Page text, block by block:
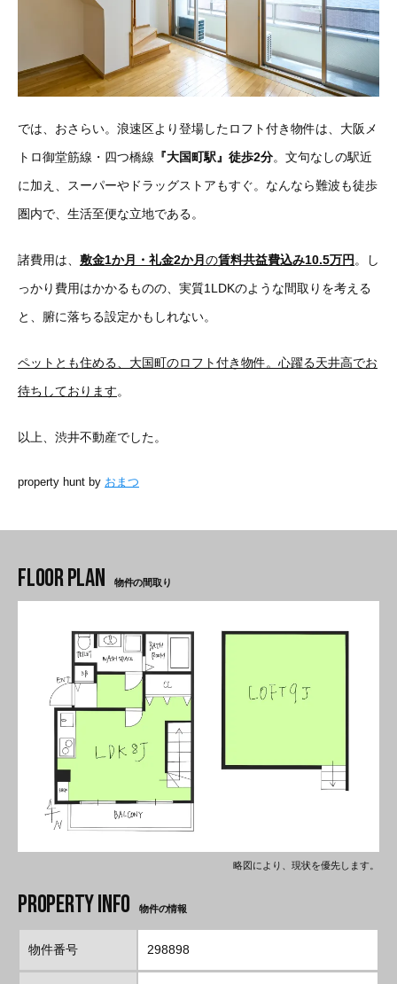
では、おさらい。浪速区より登場したロフト付き物件は、大阪メ
トロ御堂筋線・四つ橋線 『大国町駅』徒歩2分。文句なしの駅近
に加え、スーパーやドラッグストアもすぐ。なんなら難波も徒歩
圏内で、生活至便な立地である。
諸費用は、 敷金1か月・礼金2か月 の賃料共益費込み10.5万円 。し
っかり費用はかかるものの、実質1LDKのような間取りを考える
と、腑に落ちる設定かもしれない。
ペットとも住める、大国町のロフト付き物件。心躍る天井高でお
待ちしております。
以上、渋井不動産でした。
property hunt by おまつ
物件の間取り
略図により、現状を優先します。
物件の情報
物件番号 298898